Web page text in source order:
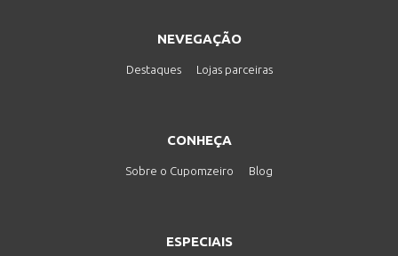
NEVEGAÇÃO
Destaques Lojas parceiras
CONHEÇA
Sobre o Cupomzeiro Blog
ESPECIAIS